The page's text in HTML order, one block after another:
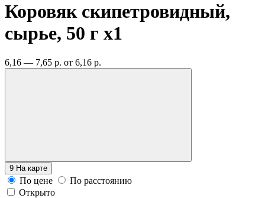
Коровяк скипетровидный,
сырье, 50 г x1
6,16 — 7,65 р. от 6,16 р.
9 На карте
По цене
По расстоянию
Открыто